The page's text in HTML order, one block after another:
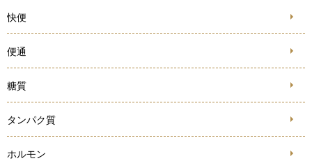
快便
便通
糖質
タンパク質
ホルモン